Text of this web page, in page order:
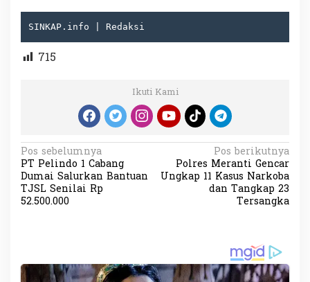
SINKAP.info | Redaksi
715
Ikuti Kami
N
a
v
s
Pos sebelumnya
PT Pelindo 1 Cabang
Dumai Salurkan Bantuan
TJSL Senilai Rp
52.500.000
Pos berikutnya
Polres Meranti Gencar
Ungkap 11 Kasus Narkoba
dan Tangkap 23
Tersangka